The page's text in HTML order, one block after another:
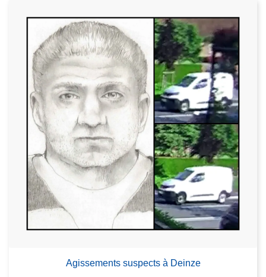
Agissements suspects à Deinze